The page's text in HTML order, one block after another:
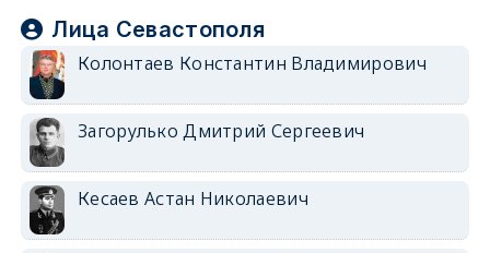
Лица Севастополя
Колонтаев Константин Владимирович
Загорулько Дмитрий Сергеевич
Кесаев Астан Николаевич